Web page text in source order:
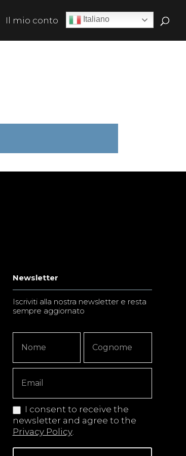
Il mio conto
Newsletter
Iscriviti alla nostra newsletter e resta
sempre aggiornato
Signup
Copy
I consent to receive the
newsletter and agree to the
Privacy Policy.
Italiano